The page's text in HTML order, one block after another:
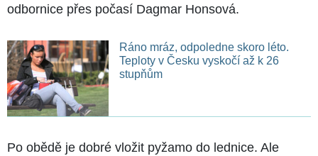
odbornice přes počasí Dagmar Honsová.
Ráno mráz, odpoledne skoro léto.
Teploty v Česku vyskočí až k 26
stupňům
Po obědě je dobré vložit pyžamo do lednice. Ale